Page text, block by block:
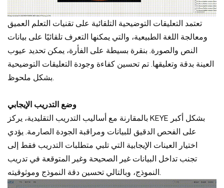
تعتمد التعليقات التوضيحية التلقائية على تقنيات التعلم العميق
ومعالجة اللغة الطبيعية، والتي يمكنها التعرف تلقائيًا على بيانات
النص والصورة. بنقرة بسيطة على الفأرة، يمكن تحديد عيوب
العينة بدقة وتعليقها. تم تحسين كفاءة وجودة التعليقات التوضيحية
بشكل ملحوظ.
وضع التدريب الإيجابي
بالمقارنة مع أساليب التدريب التقليدية، يركز KEYE بشكل أكبر
على الفحص الدقيق للبيانات ومراقبة الجودة الصارمة. يؤدي
اختيار العينات الإيجابية التي تلبي متطلبات التدريب فقط إلى
تجنب تداخل البيانات غير الصحيحة وغير المتوقعة في تدريب
النموذج، وبالتالي تحسين دقة النموذج وموثوقيته.